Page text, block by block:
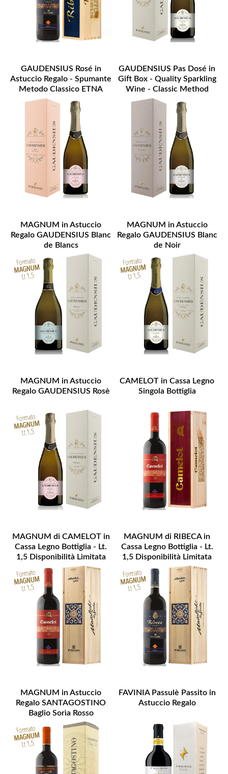
GAUDENSIUS Rosé in
Astuccio Regalo - Spumante
Metodo Classico ETNA
DOC
GAUDENSIUS Pas Dosé in
Gift Box - Quality Sparkling
Wine - Classic Method
MAGNUM in Astuccio
Regalo GAUDENSIUS Blanc
de Blancs
MAGNUM in Astuccio
Regalo GAUDENSIUS Blanc
de Noir
MAGNUM in Astuccio
Regalo GAUDENSIUS Rosè
CAMELOT in Cassa Legno
Singola Bottiglia
MAGNUM di CAMELOT in
Cassa Legno Bottiglia - Lt.
1,5 Disponibilità Limitata
MAGNUM di RIBECA in
Cassa Legno Bottiglia - Lt.
1,5 Disponibilità Limitata
MAGNUM in Astuccio
Regalo SANTAGOSTINO
Baglio Sorìa Rosso
FAVINIA Passulè Passito in
Astuccio Regalo